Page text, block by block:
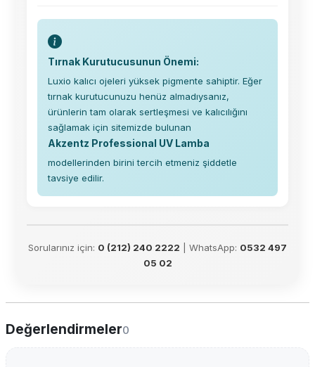
Tırnak Kurutucusunun Önemi:
Luxio kalıcı ojeleri yüksek pigmente sahiptir. Eğer
tırnak kurutucunuzu henüz almadıysanız,
ürünlerin tam olarak sertleşmesi ve kalıcılığını
sağlamak için sitemizde bulunan
Akzentz Professional UV Lamba
modellerinden birini tercih etmeniz şiddetle
tavsiye edilir.
Sorularınız için: 0 (212) 240 2222 | WhatsApp: 0532 497
05 02
Değerlendirmeler0